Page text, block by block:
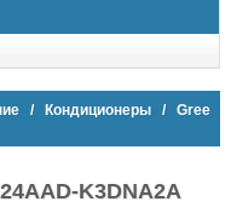
/ Кондиционеры / Gree
K3DNA2A